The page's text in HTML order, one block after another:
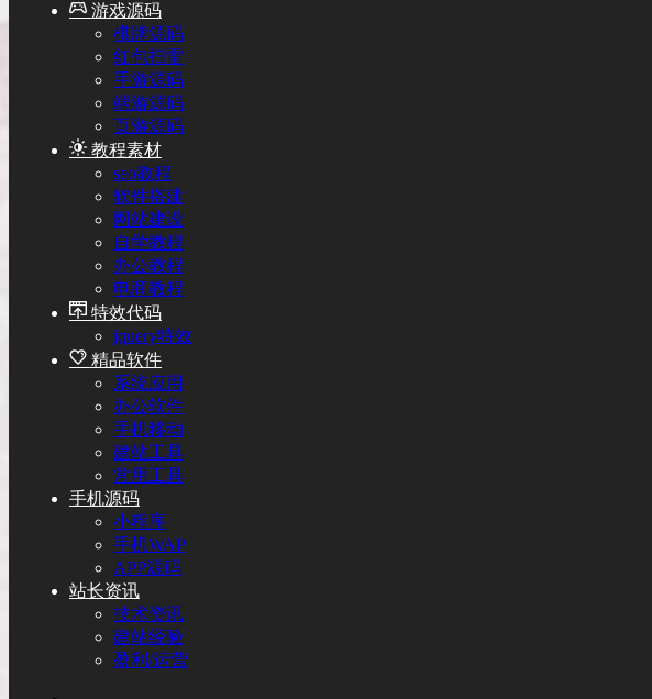
游戏源码
棋牌源码
红包扫雷
手游源码
端游源码
页游源码
教程素材
seo教程
软件搭建
网站建设
自学教程
办公教程
电商教程
特效代码
jquery特效
精品软件
系统应用
办公软件
手机移动
建站工具
常用工具
手机源码
小程序
手机WAP
APP源码
站长资讯
技术资讯
建站经验
盈利/运营